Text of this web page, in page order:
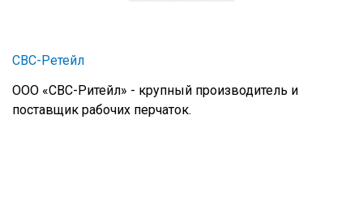
СВС-Ретейл
ООО «СВС-Ритейл» - крупный производитель и
поставщик рабочих перчаток.